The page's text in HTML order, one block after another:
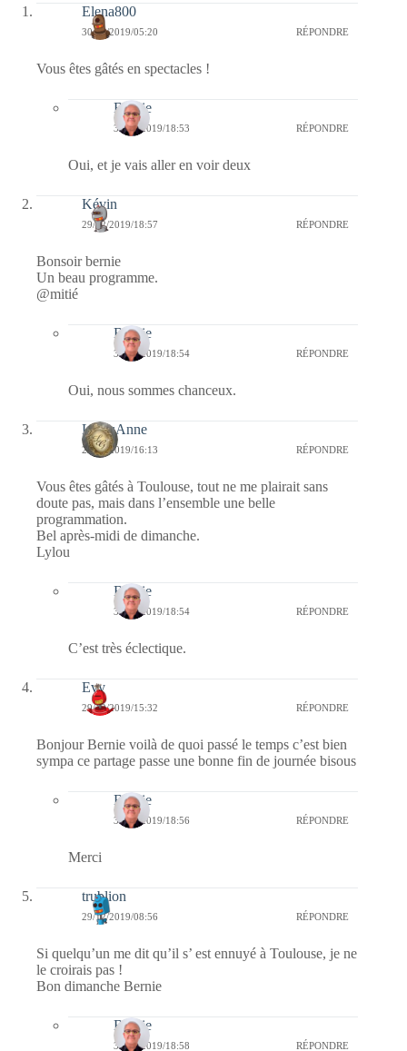
Elena800
30/12/2019/05:20 RÉPONDRE
Vous êtes gâtés en spectacles !
Bernie
30/12/2019/18:53 RÉPONDRE
Oui, et je vais aller en voir deux
Kévin
29/12/2019/18:57 RÉPONDRE
Bonsoir bernie
Un beau programme.
@mitié
Bernie
30/12/2019/18:54 RÉPONDRE
Oui, nous sommes chanceux.
LylouAnne
29/12/2019/16:13 RÉPONDRE
Vous êtes gâtés à Toulouse, tout ne me plairait sans
doute pas, mais dans l’ensemble une belle
programmation.
Bel après-midi de dimanche.
Lylou
Bernie
30/12/2019/18:54 RÉPONDRE
C’est très éclectique.
Evy
29/12/2019/15:32 RÉPONDRE
Bonjour Bernie voilà de quoi passé le temps c’est bien
sympa ce partage passe une bonne fin de journée bisous
Bernie
30/12/2019/18:56 RÉPONDRE
Merci
trublion
29/12/2019/08:56 RÉPONDRE
Si quelqu’un me dit qu’il s’ est ennuyé à Toulouse, je ne
le croirais pas !
Bon dimanche Bernie
Bernie
30/12/2019/18:58 RÉPONDRE